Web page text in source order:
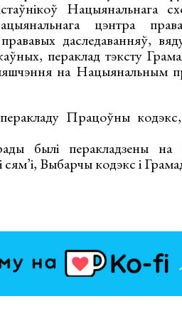
Нацыянальнага
цэнтра
даследаванняў,
пераклад тэксту
на Нацыянальным
Працоўны
былі перакладзены на
Выбарчы кодэкс і